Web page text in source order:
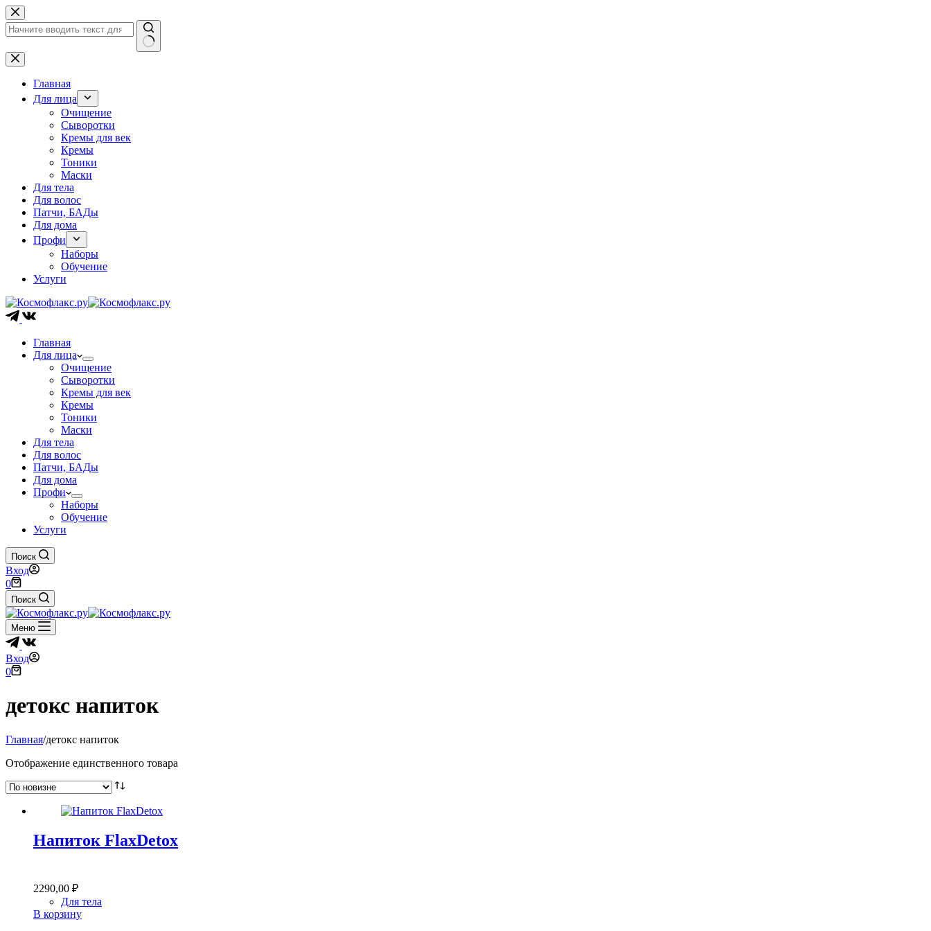
Перейти
к
сути
Ничего
не
найденоГлавная
Для лица
Очищение
Сыворотки
Кремы для век
Кремы
Тоники
Маски
Для тела
Для волос
Патчи, БАДы
Для дома
Профи
Наборы
Обучение
Услуги
Главная
Для лица
Очищение
Сыворотки
Кремы для век
Кремы
Тоники
Маски
Для тела
Для волос
Патчи, БАДы
Для дома
Профи
Наборы
Обучение
Услуги
Поиск
Вход
Корзина
0
Поиск
Меню
Вход
Корзина
0
детокс напиток
Главная/детокс напиток
Отображение единственного товара
Напиток FlaxDetox
2290,00 ₽
Для тела
В корзину